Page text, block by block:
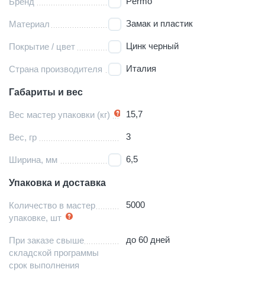
Материал Замак и пластик
Покрытие / цвет Цинк черный
Страна производителя Италия
Габариты и вес
Вес мастер упаковки (кг) 15,7
Вес, гр 3
Ширина, мм 6,5
Упаковка и доставка
Количество в мастер
упаковке, шт
5000
При заказе свыше
складской программы
срок выполнения
до 60 дней